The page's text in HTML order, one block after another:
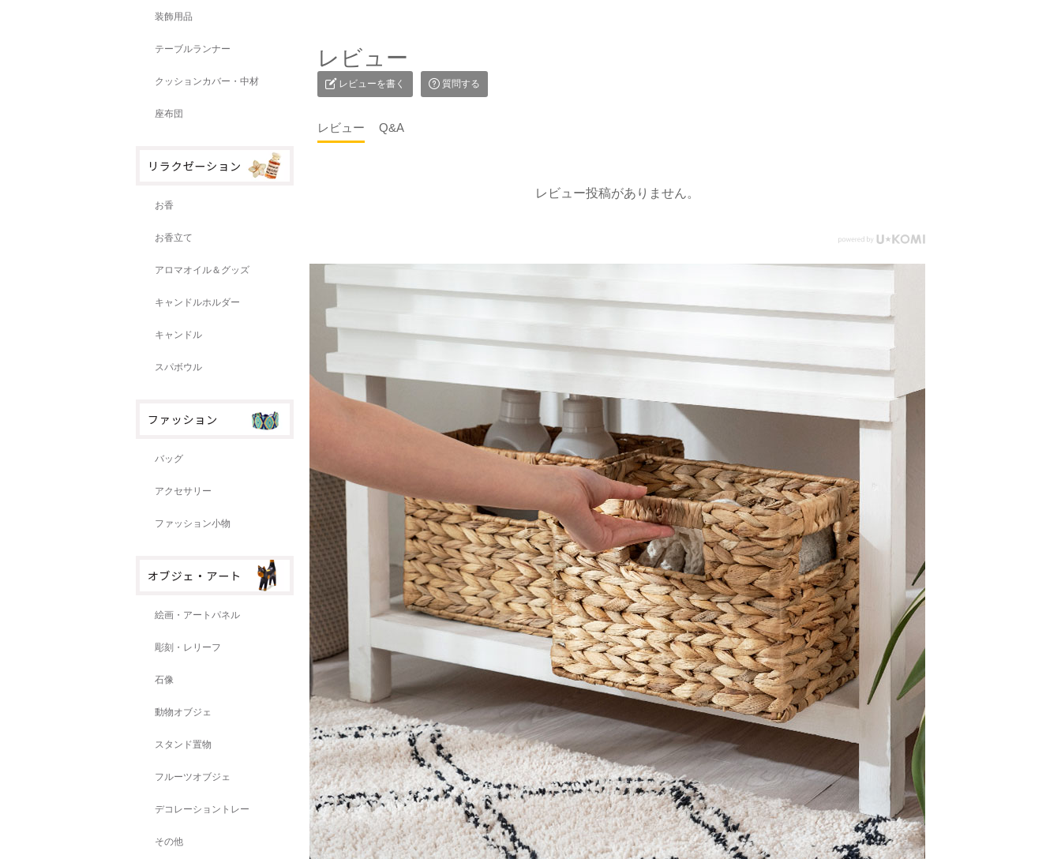
装飾用品
テーブルランナー
クッションカバー・中材
座布団
お香
お香立て
アロマオイル＆グッズ
キャンドルホルダー
キャンドル
スパボウル
バッグ
アクセサリー
ファッション小物
絵画・アートパネル
彫刻・レリーフ
石像
動物オブジェ
スタンド置物
フルーツオブジェ
デコレーショントレー
その他
レビュー
レビューを書く 質問する
レビュー Q&A
レビュー投稿がありません。